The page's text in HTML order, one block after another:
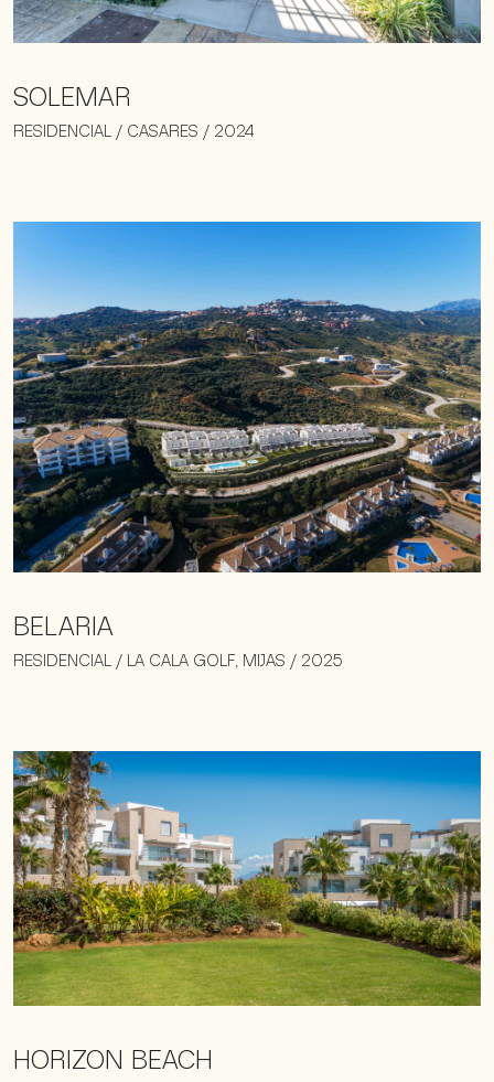
SOLEMAR
RESIDENCIAL / CASARES / 2024
BELARIA
RESIDENCIAL / LA CALA GOLF, MIJAS / 2025
HORIZON BEACH